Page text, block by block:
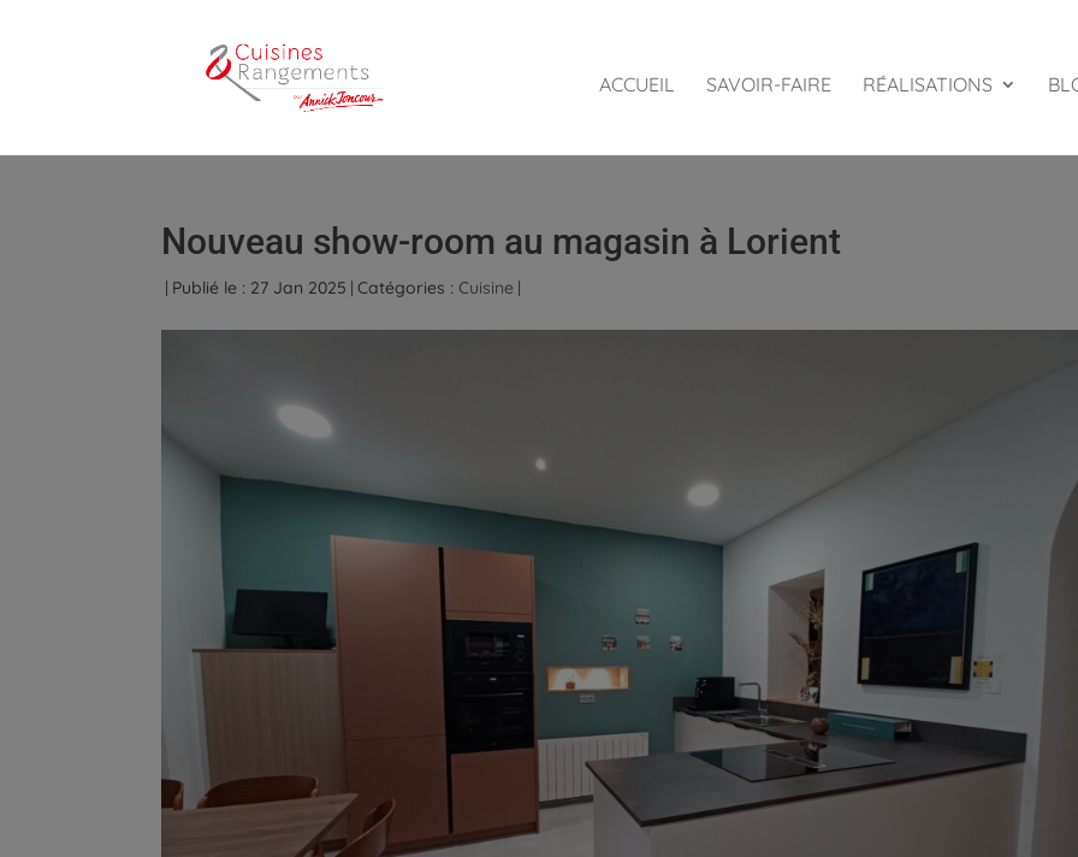
ACCUEIL SAVOIR-FAIRE RÉALISATIONS
Nouveau show-room au magasin à Lorient
| Publié le : 27 Jan 2025 | Catégories :Cuisine |